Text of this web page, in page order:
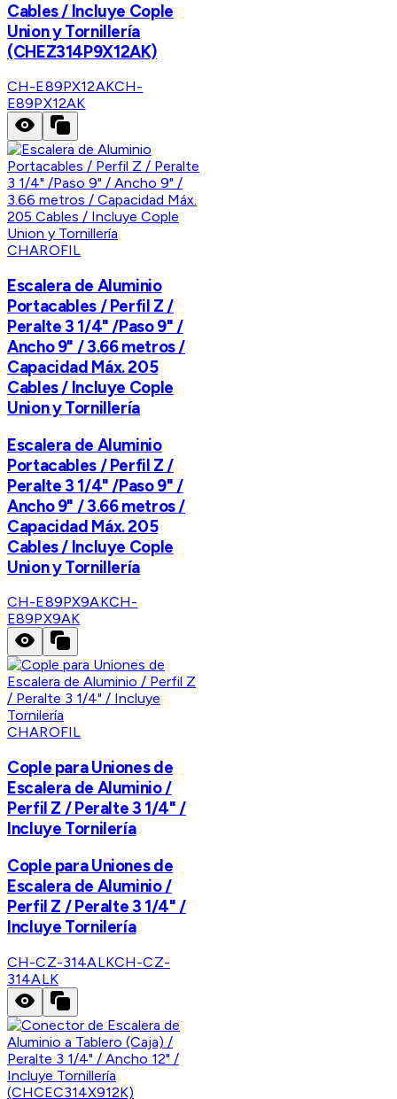
Cables / Incluye Cople
Union y Tornillería
(CHEZ314P9X12AK)
CH-E89PX12AKCH-
E89PX12AK
CHAROFIL
Escalera de Aluminio
Portacables / Perfil Z /
Peralte 3 1/4" /Paso 9" /
Ancho 9" / 3.66 metros /
Capacidad Máx. 205
Cables / Incluye Cople
Union y Tornillería
Escalera de Aluminio
Portacables / Perfil Z /
Peralte 3 1/4" /Paso 9" /
Ancho 9" / 3.66 metros /
Capacidad Máx. 205
Cables / Incluye Cople
Union y Tornillería
CH-E89PX9AKCH-
E89PX9AK
CHAROFIL
Cople para Uniones de
Escalera de Aluminio /
Perfil Z / Peralte 3 1/4" /
Incluye Tornilería
Cople para Uniones de
Escalera de Aluminio /
Perfil Z / Peralte 3 1/4" /
Incluye Tornilería
CH-CZ-314ALKCH-CZ-
314ALK